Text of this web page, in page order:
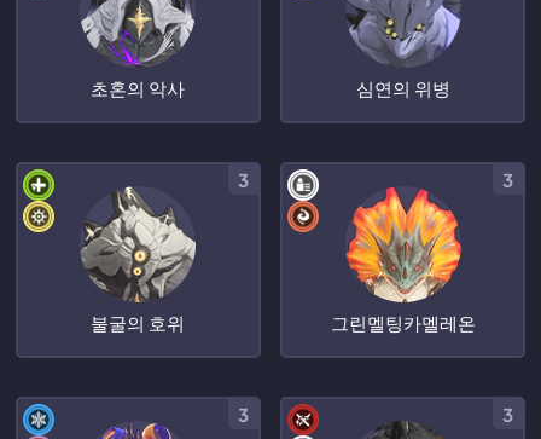
초혼의 악사 심연의 위병
불굴의 호위
3
그린멜팅카멜레온
3
3 3